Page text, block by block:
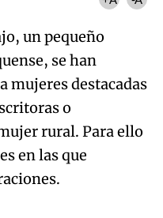
un pequeño
se han
mujeres destacadas
o
rural. Para ello
en las que